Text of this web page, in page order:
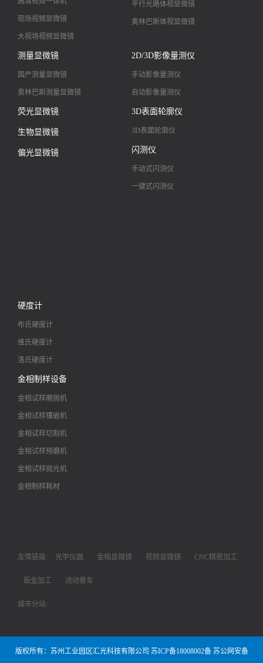
现场视频显微镜
大视场视频显微镜
大景深视频显微镜
高清镜头
平行光路体视显微镜
奥林巴斯体视显微镜
测量显微镜
国产测量显微镜
奥林巴斯测量显微镜
荧光显微镜
生物显微镜
偏光显微镜
2D/3D影像量测仪
手动影像量测仪
自动影像量测仪
3D表面轮廓仪
3D表面轮廓仪
闪测仪
手动式闪测仪
一键式闪测仪
硬度计
布氏硬度计
维氏硬度计
洛氏硬度计
金相制样设备
金相试样磨抛机
金相试样镶嵌机
金相试样切割机
金相试样预磨机
金相试样抛光机
金相制样耗材
友情链接: 光学仪器 金相显微镜 视频显微镜 CNC精密加工
钣金加工 流动餐车
城市分站:
版权所有：苏州工业园区汇光科技有限公司 苏ICP备18008002备 苏公网安备